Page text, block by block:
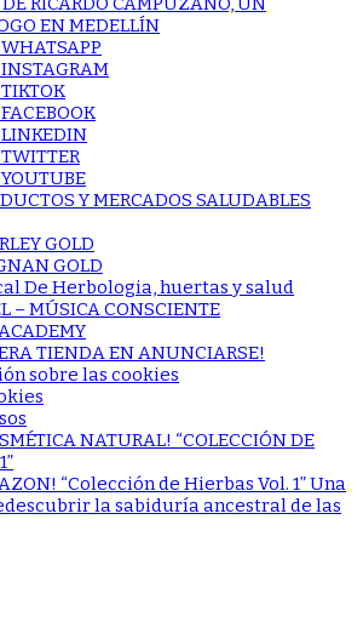
EN MEDELLÍN
Y MERCADOS SALUDABLES
GOLD
GOLD
De Herbologia, huertas y salud
– MÚSICA CONSCIENTE
TIENDA EN ANUNCIARSE!
sobre las cookies
NATURAL! “COLECCIÓN DE
“Colección de Hierbas Vol. 1” Una
la sabiduría ancestral de las